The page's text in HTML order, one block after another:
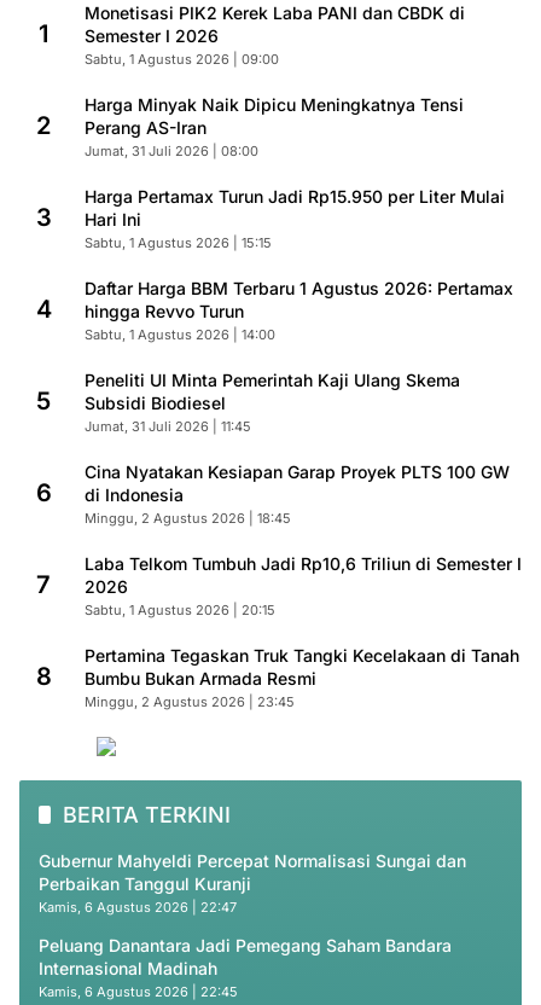
1
Monetisasi PIK2 Kerek Laba PANI dan CBDK di
Semester I 2026
Sabtu, 1 Agustus 2026 | 09:00
2
Harga Minyak Naik Dipicu Meningkatnya Tensi
Perang AS-Iran
Jumat, 31 Juli 2026 | 08:00
3
Harga Pertamax Turun Jadi Rp15.950 per Liter Mulai
Hari Ini
Sabtu, 1 Agustus 2026 | 15:15
4
Daftar Harga BBM Terbaru 1 Agustus 2026: Pertamax
hingga Revvo Turun
Sabtu, 1 Agustus 2026 | 14:00
5
Peneliti UI Minta Pemerintah Kaji Ulang Skema
Subsidi Biodiesel
Jumat, 31 Juli 2026 | 11:45
6
Cina Nyatakan Kesiapan Garap Proyek PLTS 100 GW
di Indonesia
Minggu, 2 Agustus 2026 | 18:45
7
Laba Telkom Tumbuh Jadi Rp10,6 Triliun di Semester I
2026
Sabtu, 1 Agustus 2026 | 20:15
8
Pertamina Tegaskan Truk Tangki Kecelakaan di Tanah
Bumbu Bukan Armada Resmi
Minggu, 2 Agustus 2026 | 23:45
BERITA TERKINI
Gubernur Mahyeldi Percepat Normalisasi Sungai dan
Perbaikan Tanggul Kuranji
Kamis, 6 Agustus 2026 | 22:47
Peluang Danantara Jadi Pemegang Saham Bandara
Internasional Madinah
Kamis, 6 Agustus 2026 | 22:45